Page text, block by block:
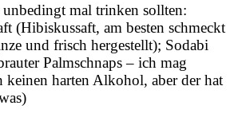
unbedingt mal trinken sollten:
(Hibiskussaft, am besten schmeckt
und frisch hergestellt); Sodabi
Palmschnaps – ich mag
keinen harten Alkohol, aber der hat